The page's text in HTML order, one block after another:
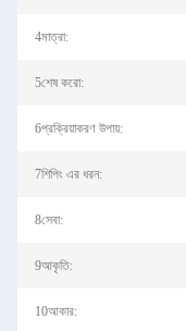
4মাত্রা:
5শেষ করো:
6প্রক্রিয়াকরণ উপায়:
7শিপিং এর ধরন:
8সেবা:
9আকৃতি:
10আকার: